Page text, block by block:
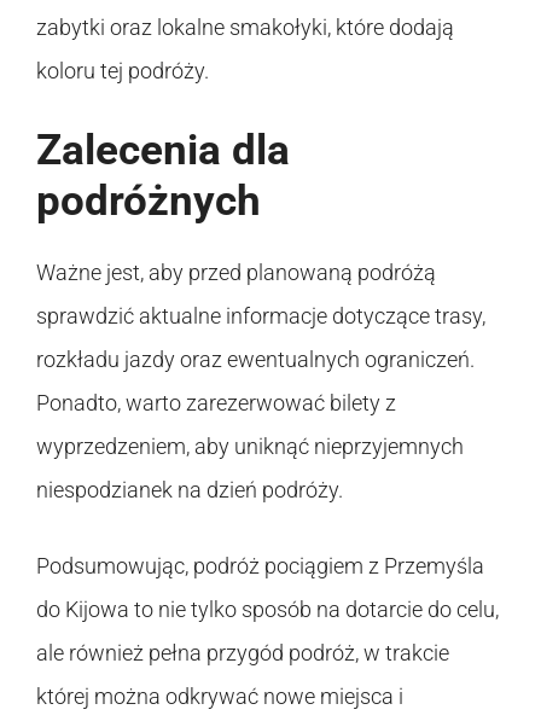
zabytki oraz lokalne smakołyki, które dodają
koloru tej podróży.
Zalecenia dla
podróżnych
Ważne jest, aby przed planowaną podróżą
sprawdzić aktualne informacje dotyczące trasy,
rozkładu jazdy oraz ewentualnych ograniczeń.
Ponadto, warto zarezerwować bilety z
wyprzedzeniem, aby uniknąć nieprzyjemnych
niespodzianek na dzień podróży.
Podsumowując, podróż pociągiem z Przemyśla
do Kijowa to nie tylko sposób na dotarcie do celu,
ale również pełna przygód podróż, w trakcie
której można odkrywać nowe miejsca i